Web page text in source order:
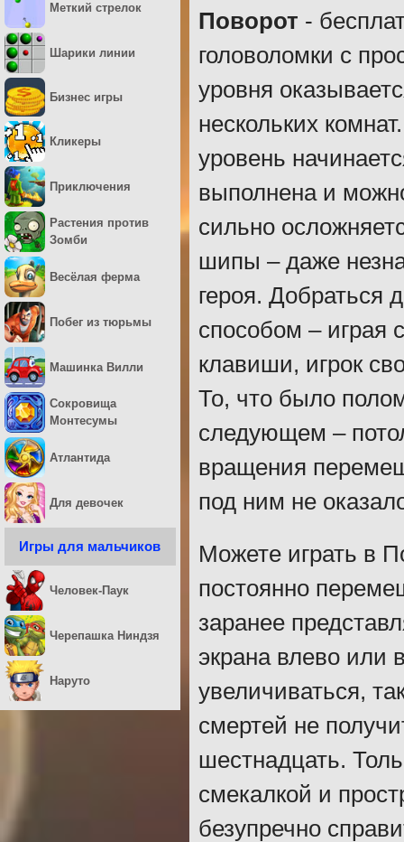
Поворот -
головоломки с
уровня
нескольких
уровень
выполнена и
сильно
шипы – даже
героя. Добраться
способом – играя
клавиши, игрок
То, что было
следующем –
вращения
под ним не
Можете играть в
постоянно
заранее
экрана влево или
увеличиваться,
смертей не
шестнадцать.
смекалкой и
безупречно
Меткий стрелок
Шарики линии
Бизнес игры
Кликеры
Приключения
Растения против
Зомби
Весёлая ферма
Побег из тюрьмы
Машинка Вилли
Сокровища
Монтесумы
Атлантида
Для девочек
Игры для мальчиков
Человек-Паук
Черепашка Ниндзя
Наруто